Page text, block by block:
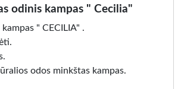
odinis kampas " Cecilia"
" CECILIA" .
odos minkštas kampas.